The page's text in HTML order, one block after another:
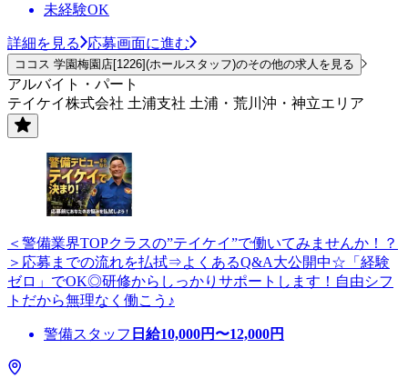
未経験OK
詳細を見る 応募画面に進む
ココス 学園梅園店[1226](ホールスタッフ)のその他の求人を見る
アルバイト・パート
テイケイ株式会社 土浦支社 土浦・荒川沖・神立エリア
＜警備業界TOPクラスの”テイケイ”で働いてみませんか！？
＞応募までの流れを払拭⇒よくあるQ&A大公開中☆「経験
ゼロ」でOK◎研修からしっかりサポートします！自由シフ
トだから無理なく働こう♪
警備スタッフ 日給10,000円〜12,000円